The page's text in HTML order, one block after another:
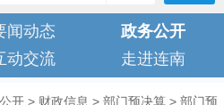
闻动态
政务公开
动交流 走进连南
开 > 财政信息 > 部门预决算 > 部门预